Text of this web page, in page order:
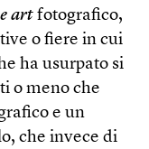
art fotografico,
o fiere in cui
ha usurpato si
o meno che
e un
che invece di